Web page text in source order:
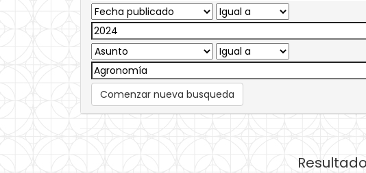
Comenzar nueva busqueda